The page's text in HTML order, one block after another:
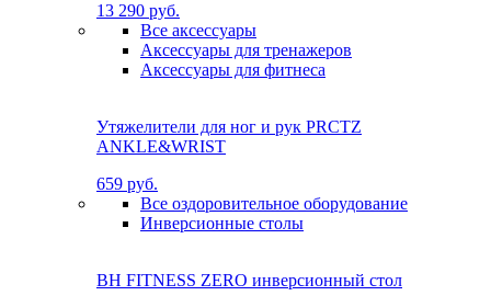
13 290 руб.
Все аксессуары
Аксессуары для тренажеров
Аксессуары для фитнеса
Утяжелители для ног и рук PRCTZ
ANKLE&WRIST
659 руб.
Все оздоровительное оборудование
Инверсионные столы
BH FITNESS ZERO инверсионный стол